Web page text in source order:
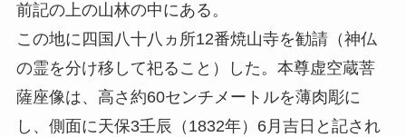
前記の上の山林の中にある。
この地に四国八十八ヵ所12番焼山寺を勧請（神仏
の霊を分け移して祀ること）した。本尊虚空蔵菩
薩座像は、高さ約60センチメートルを薄肉彫に
し、側面に天保3壬辰（1832年）6月吉日と記され